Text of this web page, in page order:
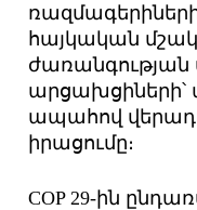
հայկական
ժառանգության
ապահով
իրացումը։
COP 29-ին